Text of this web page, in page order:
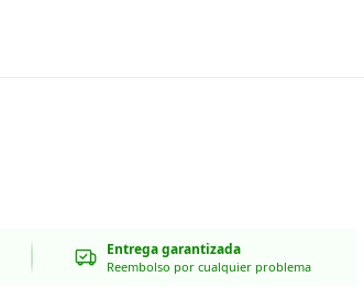
Entrega garantizada
Reembolso por cualquier problema